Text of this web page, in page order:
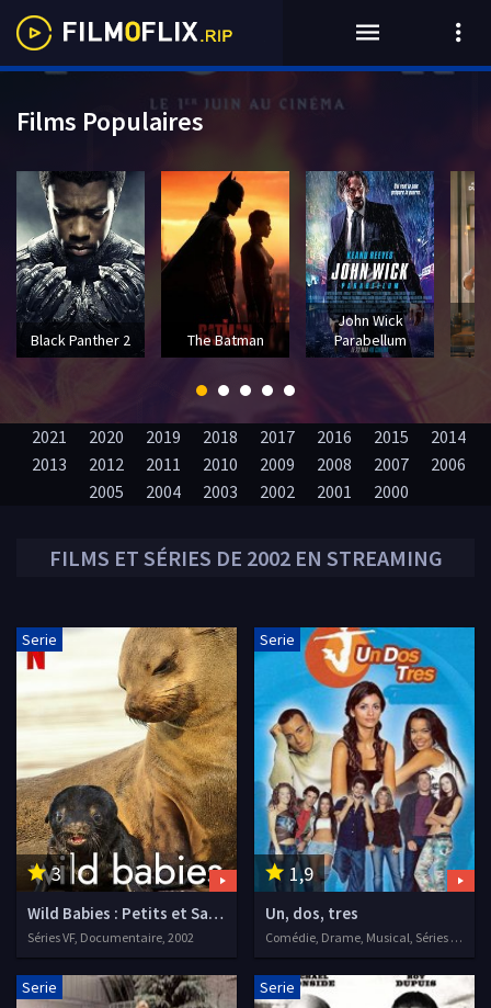
FILMS ET SÉRIES DE 2002EN STREAMING
3
Serie
Wild Babies : Petits et Sauvages
Séries VF, Documentaire, 2002
1,9
Serie
Un, dos, tres
Comédie, Drame, Musical, Séries VF, 2002
Serie Serie
2021 2020 2019 2018 2017 2016 2015
2014
2013
2012 2011 2010 2009 2008 2007
2006
2005
2004 2003 2002 2001 2000
Films Populaires
Black Panther 2 The Batman
John Wick
Parabellum